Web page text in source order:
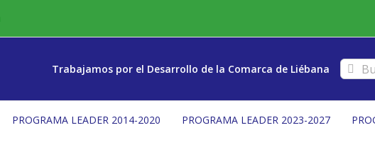
Trabajamos por el Desarrollo de la Comarca de Liébana Buscar:
PROGRAMA LEADER 2014-2020 PROGRAMA LEADER 2023-2027